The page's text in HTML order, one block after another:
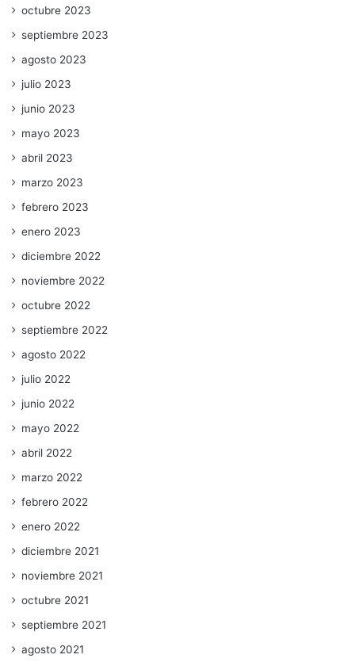
octubre 2023
septiembre 2023
agosto 2023
julio 2023
junio 2023
mayo 2023
abril 2023
marzo 2023
febrero 2023
enero 2023
diciembre 2022
noviembre 2022
octubre 2022
septiembre 2022
agosto 2022
julio 2022
junio 2022
mayo 2022
abril 2022
marzo 2022
febrero 2022
enero 2022
diciembre 2021
noviembre 2021
octubre 2021
septiembre 2021
agosto 2021